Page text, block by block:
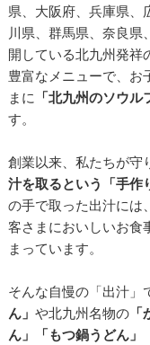
県、大阪府、兵庫県、
川県、群馬県、奈良県
開している北九州発祥
豊富なメニューで、お
まに 「北九州のソウル
す。
創業以来、私たちが守
汁を取るという「手作
の手で取った出汁には
客さまにおいしいお食
まっています。
そんな自慢の「出汁」
ん」や北九州名物の
ん」「もつ鍋うどん」